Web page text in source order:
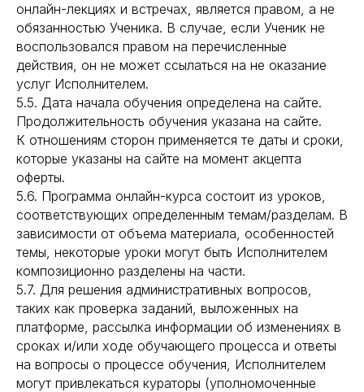
онлайн-лекциях и встречах, является правом, а не
обязанностью Ученика. В случае, если Ученик не
воспользовался правом на перечисленные
действия, он не может ссылаться на не оказание
услуг Исполнителем.
5.5. Дата начала обучения определена на сайте.
Продолжительность обучения указана на сайте.
К отношениям сторон применяется те даты и сроки,
которые указаны на сайте на момент акцепта
оферты.
5.6. Программа онлайн-курса состоит из уроков,
соответствующих определенным темам/разделам. В
зависимости от объема материала, особенностей
темы, некоторые уроки могут быть Исполнителем
композиционно разделены на части.
5.7. Для решения административных вопросов,
таких как проверка заданий, выложенных на
платформе, рассылка информации об изменениях в
сроках и/или ходе обучающего процесса и ответы
на вопросы о процессе обучения, Исполнителем
могут привлекаться кураторы (уполномоченные